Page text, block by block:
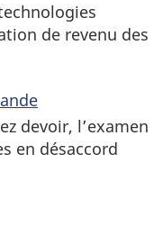
de revenu des
devoir, l’examen
en désaccord